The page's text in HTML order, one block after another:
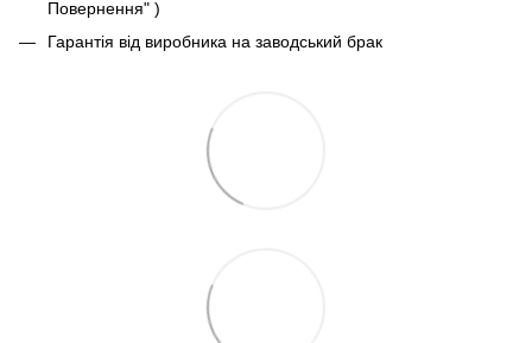
Повернення" )
Гарантія від виробника на заводський брак